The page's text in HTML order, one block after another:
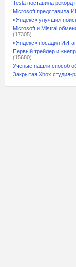
Tesla поставила рекорд
Microsoft представила
«Яндекс» улучшил
Microsoft и Mistral
(17305)
«Яндекс» посадил ИИ-
Первый трейлер и
(15680)
Учёные нашли способ
Закрытая Xbox студия-